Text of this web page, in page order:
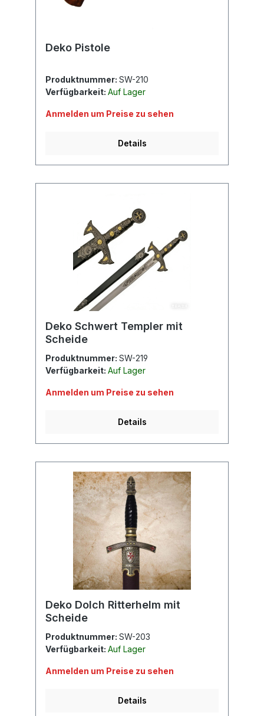
Deko Pistole
Produktnummer: SW-210
Verfügbarkeit: Auf Lager
Anmelden um Preise zu sehen
Details
Deko Schwert Templer mit
Scheide
Produktnummer: SW-219
Verfügbarkeit: Auf Lager
Anmelden um Preise zu sehen
Details
Deko Dolch Ritterhelm mit
Scheide
Produktnummer: SW-203
Verfügbarkeit: Auf Lager
Anmelden um Preise zu sehen
Details